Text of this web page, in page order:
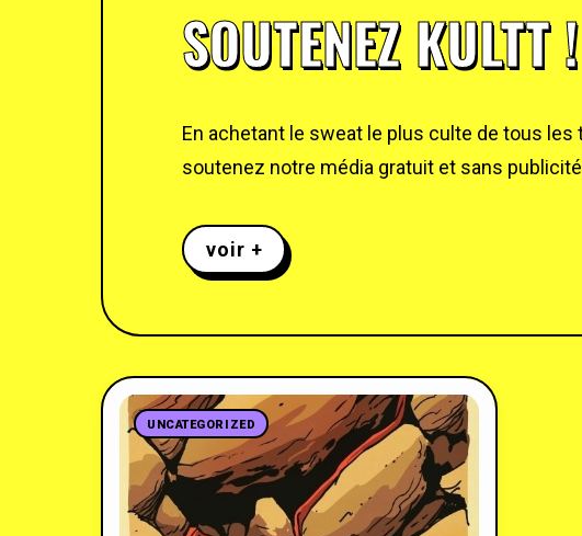
SOUTENEZ KULTT !
En achetant le sweat le plus culte de tous les
soutenez notre média gratuit et sans
voir +
UNCATEGORIZED